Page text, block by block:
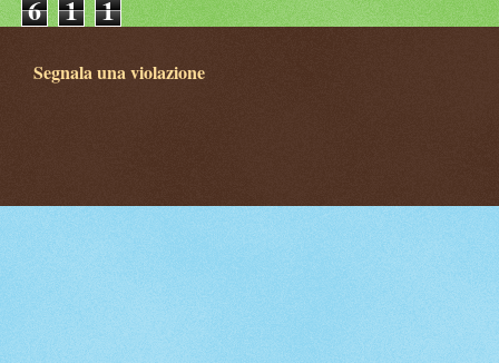
6 1 1
Segnala una violazione